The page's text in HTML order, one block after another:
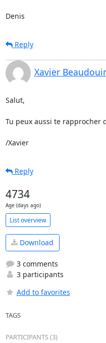
Denis
Reply
Xavier
Salut,
Tu peux aussi te rapprocher
/Xavier
Reply
4734
Age (days ago)
List overview
Download
3 comments
3 participants
Add to favorites
TAGS
PARTICIPANTS (3)